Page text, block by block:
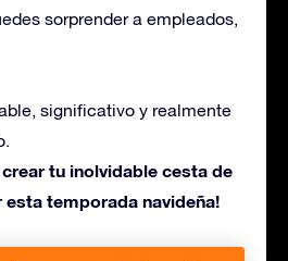
sorprender a empleados,
significativo y realmente
crear tu inolvidable cesta de
esta temporada navideña!